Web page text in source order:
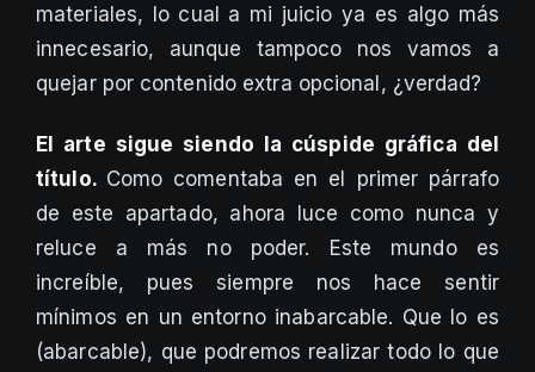
materiales, lo cual a mi juicio ya es algo más
innecesario, aunque tampoco nos vamos a
quejar por contenido extra opcional, ¿verdad?
El arte sigue siendo la cúspide gráfica del
título. Como comentaba en el primer párrafo
de este apartado, ahora luce como nunca y
reluce a más no poder. Este mundo es
increíble, pues siempre nos hace sentir
mínimos en un entorno inabarcable. Que lo es
(abarcable), que podremos realizar todo lo que